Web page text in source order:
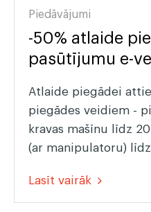
Piedāvājumi
-50% atlaide
pasūtījumu e-
Atlaide piegādei
piegādes veidiem -
kravas mašīnu līdz
(ar manipulatoru) līdz
Lasīt vairāk